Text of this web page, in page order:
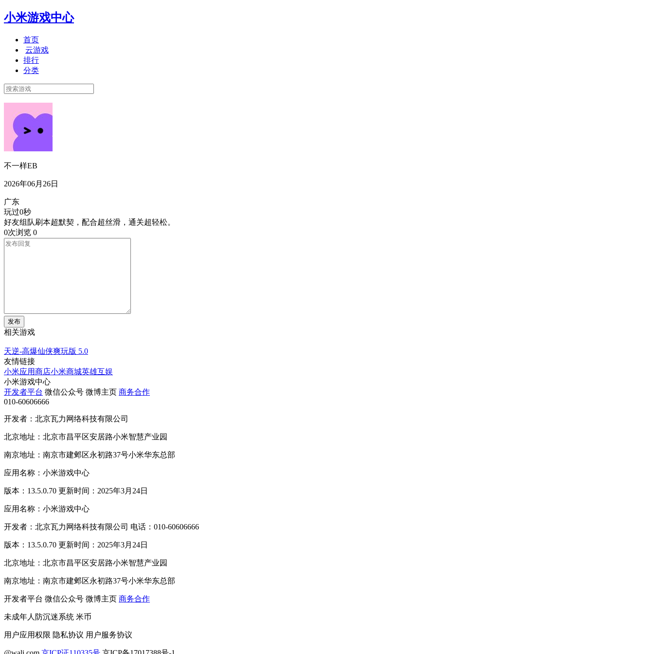
小米游戏中心
首页
云游戏
排行
分类
不一样EB
2026年06月26日
广东
玩过0秒
好友组队刷本超默契，配合超丝滑，通关超轻松。
0次浏览 0
发布
相关游戏
天逆-高爆仙侠爽玩版 5.0
友情链接
小米应用商店小米商城英雄互娱
小米游戏中心
开发者平台 微信公众号 微博主页 商务合作
010-60606666
开发者：北京瓦力网络科技有限公司
北京地址：北京市昌平区安居路小米智慧产业园
南京地址：南京市建邺区永初路37号小米华东总部
应用名称：小米游戏中心
版本：13.5.0.70 更新时间：2025年3月24日
应用名称：小米游戏中心
开发者：北京瓦力网络科技有限公司 电话：010-60606666
版本：13.5.0.70 更新时间：2025年3月24日
北京地址：北京市昌平区安居路小米智慧产业园
南京地址：南京市建邺区永初路37号小米华东总部
开发者平台 微信公众号 微博主页 商务合作
未成年人防沉迷系统 米币
用户应用权限 隐私协议 用户服务协议